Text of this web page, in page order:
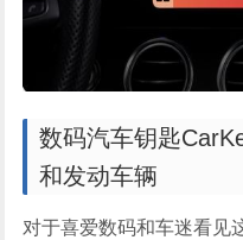
数码汽车钥匙
和发动车辆
对于喜爱数码和车迷看见